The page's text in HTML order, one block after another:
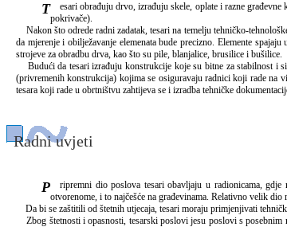
Tesari obrađuju drvo, izrađuju skele, oplate i razne građevne konstrukcije. To su uglavnom drvene konstrukcije pri gradnji mostova, cesta, brodova, tvorničkih hala i različitih zgrada. Pretežit dio posla na zgradama čini izradba krovnih konstrukcija (podloga za krovne
pokrivače).
Nakon što odrede radni zadatak, tesari na temelju tehničko-
da mjerenje i obilježavanje elemenata bude precizno. Elemente
strojeve za obradbu drva, kao što su pile, blanjalice, brusilice i bušilice.
Budući da tesari izrađuju konstrukcije koje su bitne za stabilnost i
(privremenih konstrukcija) kojima se osiguravaju radnici koji rade na
tesara koji rade u obrtništvu zahtijeva se i izradba tehničke
Radni uvjeti
Pripremni dio poslova tesari obavljaju u radionicama, gdje na strojevima obrađuju elemente koje poslije ugrađuju u konstrukcije. Pri tim poslovima katkada su izloženi buci iznad dopustive razine (više od 90 dB). Pretežni dio radnog vremena tesari rade na
otvorenome, i to najčešće na građevinama. Relativno velik
Da bi se zaštitili od štetnih utjecaja, tesari moraju primjenjivati
Zbog štetnosti i opasnosti, tesarski poslovi jesu poslovi s posebnim